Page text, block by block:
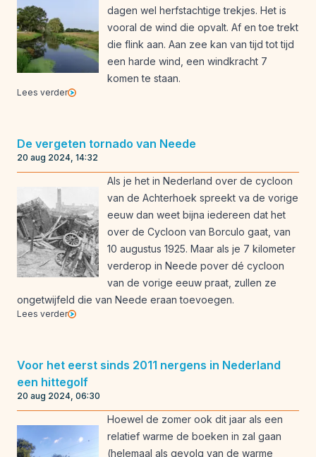
dagen wel herfstachtige trekjes. Het is
vooral de wind die opvalt. Af en toe trekt
die flink aan. Aan zee kan van tijd tot tijd
een harde wind, een windkracht 7
komen te staan.
Lees verder
De vergeten tornado van Neede
20 aug 2024, 14:32
Als je het in Nederland over de cycloon
van de Achterhoek spreekt va de vorige
eeuw dan weet bijna iedereen dat het
over de Cycloon van Borculo gaat, van
10 augustus 1925. Maar als je 7 kilometer
verderop in Neede pover dé cycloon
van de vorige eeuw praat, zullen ze
ongetwijfeld die van Neede eraan toevoegen.
Lees verder
Voor het eerst sinds 2011 nergens in Nederland
een hittegolf
20 aug 2024, 06:30
Hoewel de zomer ook dit jaar als een
relatief warme de boeken in zal gaan
(helemaal als gevolg van de warme